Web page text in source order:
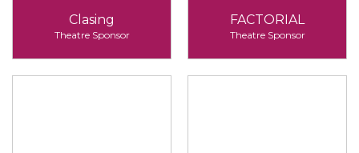
Clasing
Theatre Sponsor
FACTORIAL
Theatre Sponsor